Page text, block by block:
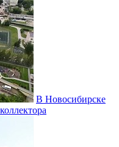
В Новосибирске